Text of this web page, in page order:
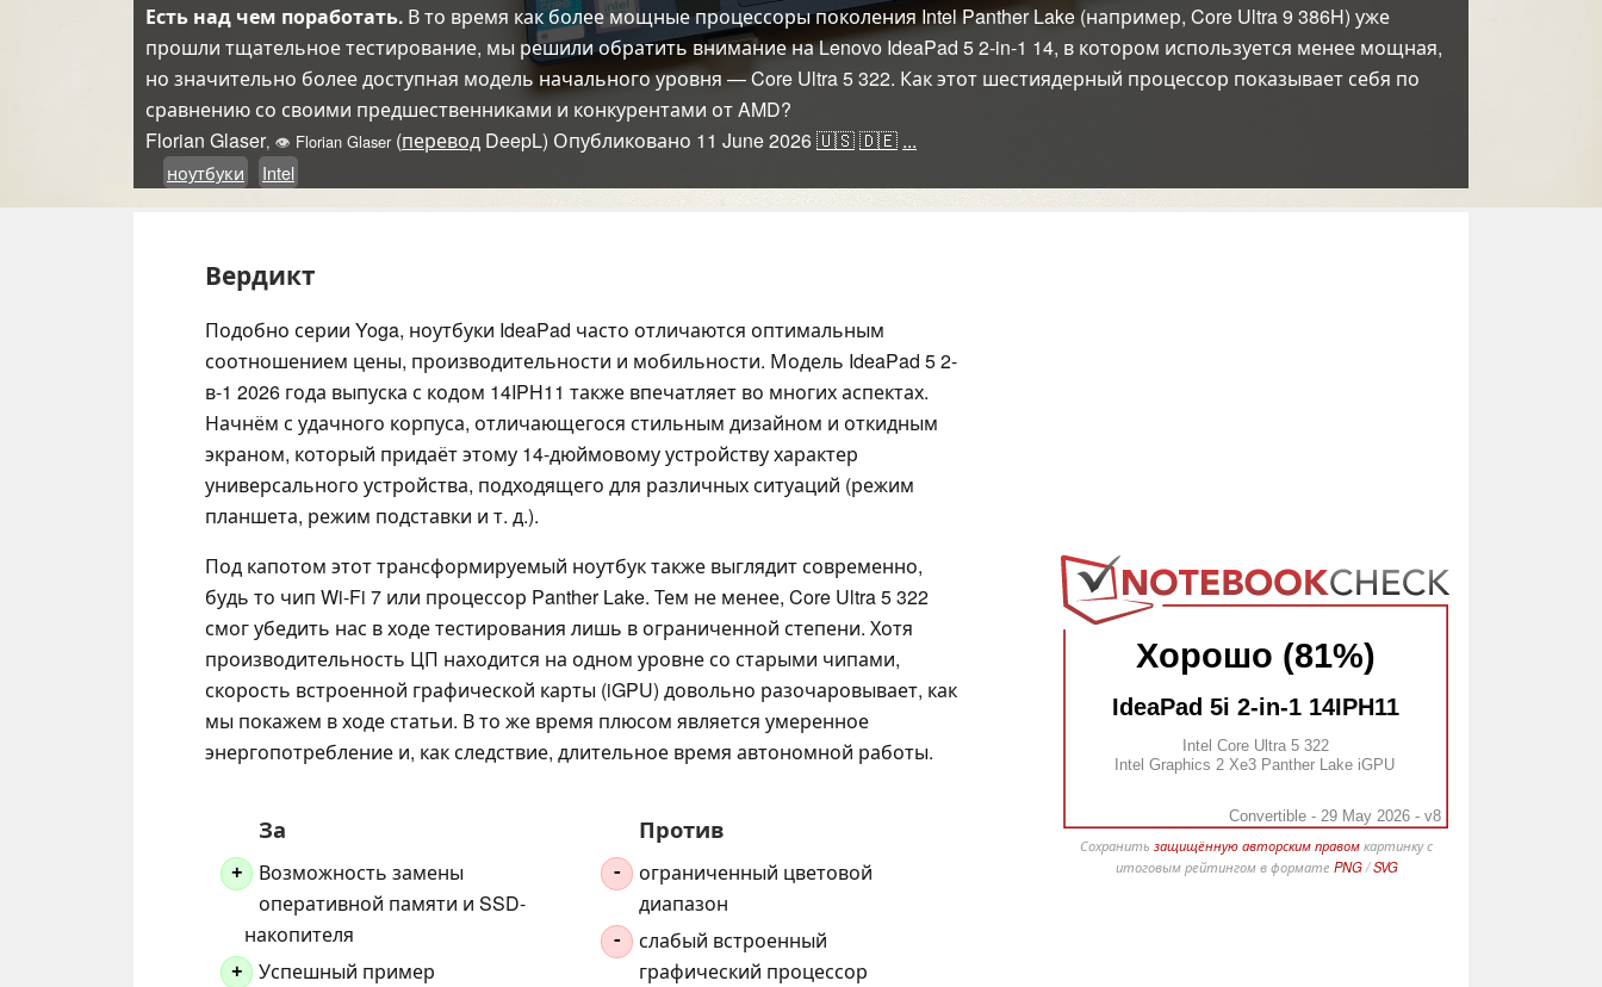
Есть над чем поработать. В то время как более мощные процессоры поколения Intel Panther Lake (например, Core Ultra 9 386H) уже
прошли тщательное тестирование, мы решили обратить внимание на Lenovo IdeaPad 5 2-in-1 14, в котором используется менее мощная,
но значительно более доступная модель начального уровня — Core Ultra 5 322. Как этот шестиядерный процессор показывает себя по
сравнению со своими предшественниками и конкурентами от AMD?
Florian Glaser, 👁 Florian Glaser (перевод DeepL) Опубликовано 11 June 2026🇺🇸🇩🇪 ...
ноутбуки Intel
Вердикт
Подобно серии Yoga, ноутбуки IdeaPad часто отличаются оптимальным
соотношением цены, производительности и мобильности. Модель IdeaPad 5 2-
в-1 2026 года выпуска с кодом 14IPH11 также впечатляет во многих аспектах.
Начнём с удачного корпуса, отличающегося стильным дизайном и откидным
экраном, который придаёт этому 14-дюймовому устройству характер
универсального устройства, подходящего для различных ситуаций (режим
планшета, режим подставки и т. д.).
Хорошо (81%)
IdeaPad 5i 2-in-1 14IPH11
Intel Core Ultra 5 322
Intel Graphics 2 Xe3 Panther Lake iGPU
Convertible - 29 May 2026 - v8
Сохранить защищённую авторским правомкартинку с
итоговым рейтингом в формате PNG/SVG
Под капотом этот трансформируемый ноутбук также выглядит современно,
будь то чип Wi-Fi 7 или процессор Panther Lake. Тем не менее, Core Ultra 5 322
смог убедить нас в ходе тестирования лишь в ограниченной степени. Хотя
производительность ЦП находится на одном уровне со старыми чипами,
скорость встроенной графической карты (iGPU) довольно разочаровывает, как
мы покажем в ходе статьи. В то же время плюсом является умеренное
энергопотребление и, как следствие, длительное время автономной работы.
За
+
Возможность замены
оперативной памяти и SSD-
накопителя
+ Успешный пример
Против
-
ограниченный цветовой
диапазон
-
слабый встроенный
графический процессор